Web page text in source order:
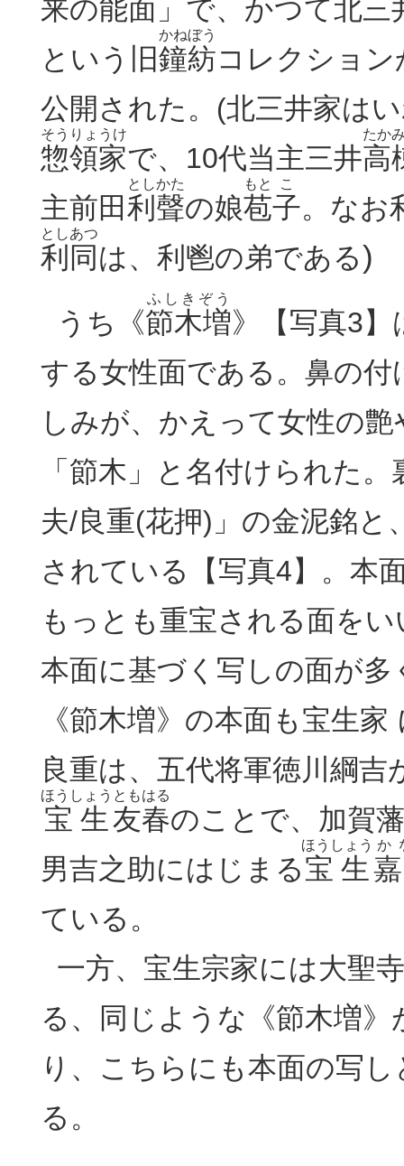
来の能面」で、かつて北三
という旧鐘紡
かねぼう
コレクショ
公開された。(北三井家は
惣
そう
領家
りょうけ
で、10代当主三井高
たか
主前田利聲
としかた
の娘苞
もと
子
こ
。なお
利
とし
同
あつ
は、利鬯の弟である)
うち《節木増
ふしきぞう
》【写真3】
する女性面である。鼻の
しみが、かえって女性の
「節木」と名付けられた
夫/良重(花押)」の金泥銘と
されている【写真4】。本
もっとも重宝される面を
本面に基づく写しの面が
《節木増》の本面も宝生家
良重は、五代将軍徳川綱吉
宝生
ほうしょう
友
とも
春
はる
のことで、 加賀
男吉之助にはじまる宝生
ほうしょう か
ている。
一方、宝生宗家には大聖
る、同じような《節木増
り、こちらにも本面の写
る。